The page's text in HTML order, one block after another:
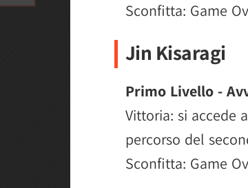
Sconfitta: Game
Jin Kisaragi
Primo Livello -
Vittoria: si accede
percorso del
Sconfitta: Game